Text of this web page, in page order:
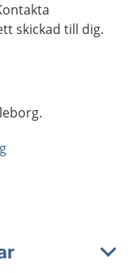
skickad till dig.